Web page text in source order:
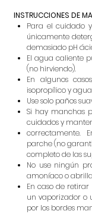
INSTRUCCIONES DE
Para el cuidado
únicamente
demasiado pH
El agua caliente
(no hirviendo).
En algunos
isopropílico y
Use solo paños
Si hay manchas
cuidados y
correctamente.
parche (no
completo de las
No use ningún
amoníaco o
En caso de
un vaporizador
por los bordes